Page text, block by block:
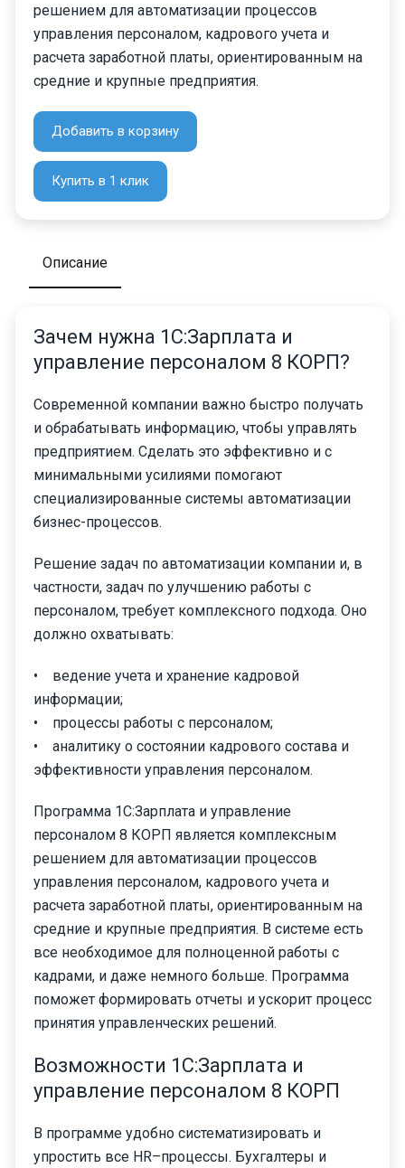
решением для автоматизации процессов
управления персоналом, кадрового учета и
расчета заработной платы, ориентированным на
средние и крупные предприятия.
Добавить в корзину
Купить в 1 клик
Описание
Зачем нужна 1С:Зарплата и
управление персоналом 8 КОРП?
Современной компании важно быстро получать
и обрабатывать информацию, чтобы управлять
предприятием. Сделать это эффективно и с
минимальными усилиями помогают
специализированные системы автоматизации
бизнес-процессов.
Решение задач по автоматизации компании и, в
частности, задач по улучшению работы с
персоналом, требует комплексного подхода. Оно
должно охватывать:
• ведение учета и хранение кадровой
информации;
• процессы работы с персоналом;
• аналитику о состоянии кадрового состава и
эффективности управления персоналом.
Программа 1С:Зарплата и управление
персоналом 8 КОРП является комплексным
решением для автоматизации процессов
управления персоналом, кадрового учета и
расчета заработной платы, ориентированным на
средние и крупные предприятия. В системе есть
все необходимое для полноценной работы с
кадрами, и даже немного больше. Программа
поможет формировать отчеты и ускорит процесс
принятия управленческих решений.
Возможности 1С:Зарплата и
управление персоналом 8 КОРП
В программе удобно систематизировать и
упростить все HR–процессы. Бухгалтеры и